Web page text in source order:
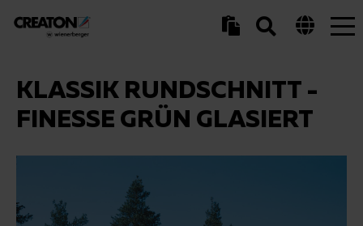
KLASSIK RUNDSCHNITT -
FINESSE GRÜN GLASIERT